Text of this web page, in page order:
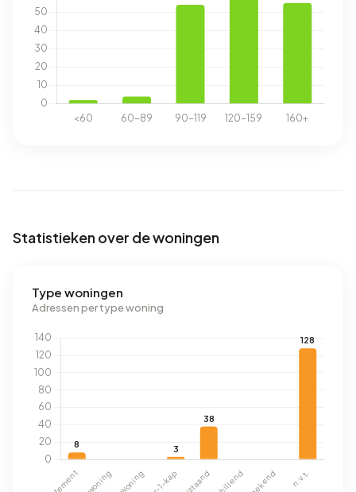
Statistieken over de woningen
Type woningen
Adressen per type woning